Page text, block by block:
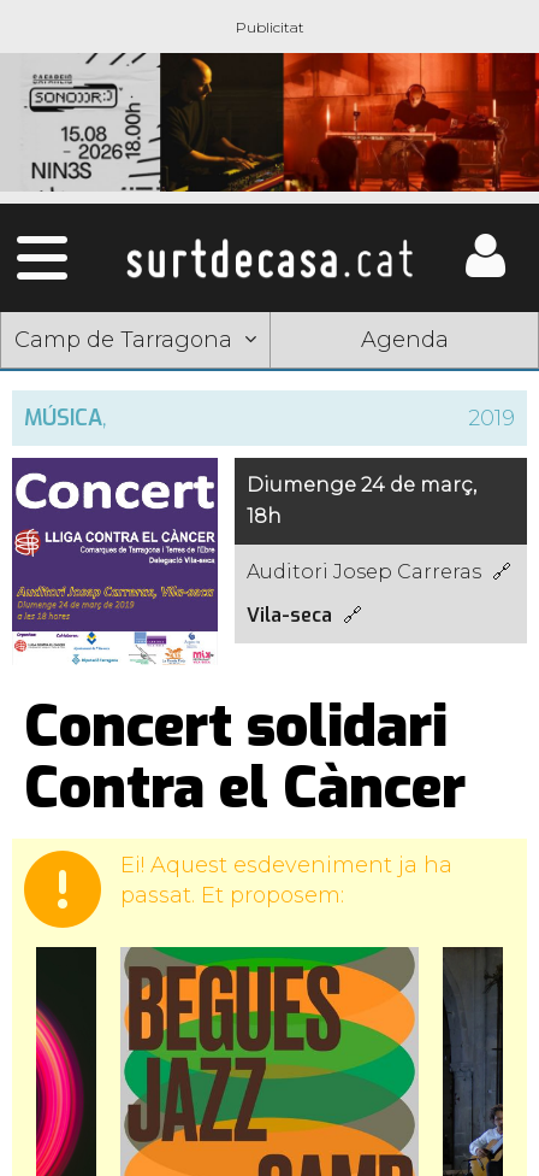
Camp de Tarragona Agenda
MÚSICA, 2019
Diumenge 24 de març,
18h
Auditori Josep Carreras
Vila-seca
Concert solidari
Contra el Càncer
Ei! Aquest esdeveniment ja ha
passat. Et proposem: